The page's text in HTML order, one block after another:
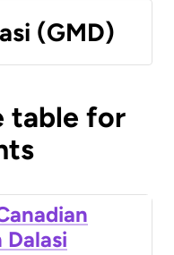
(GMD)
table for
Dalasi